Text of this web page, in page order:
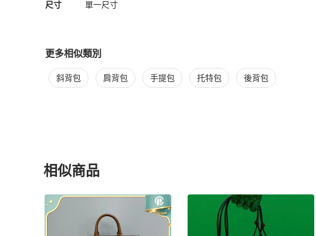
尺寸 單一尺寸
更多相似類別
更多Bottega Veneta 女包相似商品推薦
斜背包 肩背包 手提包 托特包 後背包
相似商品
更多相似Bottega Veneta女包推薦精品